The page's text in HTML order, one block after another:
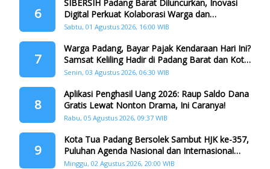
6
SIBERSIH Padang Barat Diluncurkan, Inovasi
Digital Perkuat Kolaborasi Warga dan
Pemerintah Atasi Persampahan
Sabtu, 01 Agustus 2026, 16:00 WIB
7
Warga Padang, Bayar Pajak Kendaraan Hari Ini?
Samsat Keliling Hadir di Padang Barat dan Koto
Tangah
Senin, 03 Agustus 2026, 06:30 WIB
8
Aplikasi Penghasil Uang 2026: Raup Saldo Dana
Gratis Lewat Nonton Drama, Ini Caranya!
Rabu, 05 Agustus 2026, 09:37 WIB
9
Kota Tua Padang Bersolek Sambut HJK ke-357,
Puluhan Agenda Nasional dan Internasional
Siap Digelar
Minggu, 02 Agustus 2026, 20:00 WIB